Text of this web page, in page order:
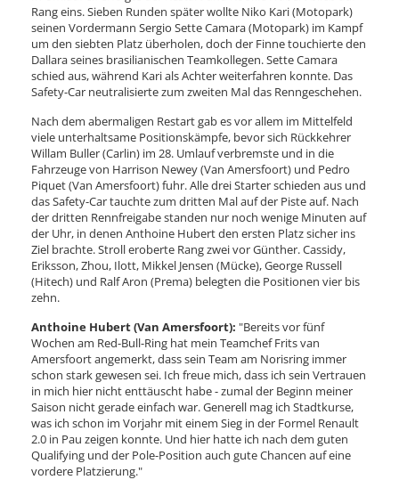
Rang eins. Sieben Runden später wollte Niko Kari (Motopark)
seinen Vordermann Sergio Sette Camara (Motopark) im Kampf
um den siebten Platz überholen, doch der Finne touchierte den
Dallara seines brasilianischen Teamkollegen. Sette Camara
schied aus, während Kari als Achter weiterfahren konnte. Das
Safety-Car neutralisierte zum zweiten Mal das Renngeschehen.
Nach dem abermaligen Restart gab es vor allem im Mittelfeld
viele unterhaltsame Positionskämpfe, bevor sich Rückkehrer
Willam Buller (Carlin) im 28. Umlauf verbremste und in die
Fahrzeuge von Harrison Newey (Van Amersfoort) und Pedro
Piquet (Van Amersfoort) fuhr. Alle drei Starter schieden aus und
das Safety-Car tauchte zum dritten Mal auf der Piste auf. Nach
der dritten Rennfreigabe standen nur noch wenige Minuten auf
der Uhr, in denen Anthoine Hubert den ersten Platz sicher ins
Ziel brachte. Stroll eroberte Rang zwei vor Günther. Cassidy,
Eriksson, Zhou, Ilott, Mikkel Jensen (Mücke), George Russell
(Hitech) und Ralf Aron (Prema) belegten die Positionen vier bis
zehn.
Anthoine Hubert (Van Amersfoort): "Bereits vor fünf
Wochen am Red-Bull-Ring hat mein Teamchef Frits van
Amersfoort angemerkt, dass sein Team am Norisring immer
schon stark gewesen sei. Ich freue mich, dass ich sein Vertrauen
in mich hier nicht enttäuscht habe - zumal der Beginn meiner
Saison nicht gerade einfach war. Generell mag ich Stadtkurse,
was ich schon im Vorjahr mit einem Sieg in der Formel Renault
2.0 in Pau zeigen konnte. Und hier hatte ich nach dem guten
Qualifying und der Pole-Position auch gute Chancen auf eine
vordere Platzierung."